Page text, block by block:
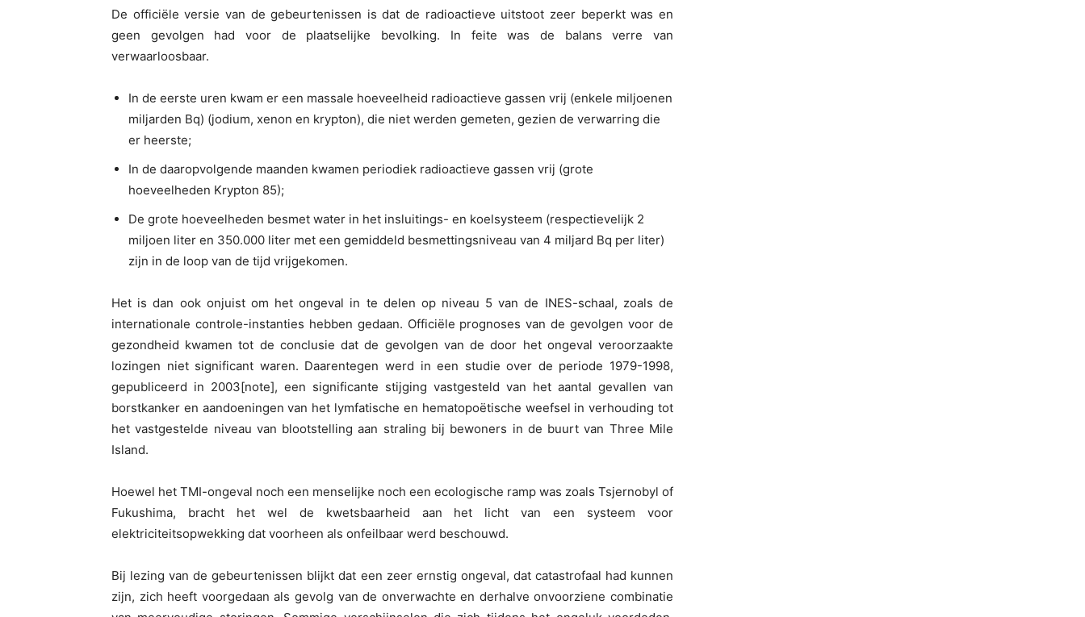
De officiële versie van de gebeurtenissen is dat de radioactieve uitstoot zeer beperkt was en
geen gevolgen had voor de plaatselijke bevolking. In feite was de balans verre van
verwaarloosbaar.
In de eerste uren kwam er een massale hoeveelheid radioactieve gassen vrij (enkele miljoenen
miljarden Bq) (jodium, xenon en krypton), die niet werden gemeten, gezien de verwarring die
er heerste;
In de daaropvolgende maanden kwamen periodiek radioactieve gassen vrij (grote
hoeveelheden Krypton 85);
De grote hoeveelheden besmet water in het insluitings- en koelsysteem (respectievelijk 2
miljoen liter en 350.000 liter met een gemiddeld besmettingsniveau van 4 miljard Bq per liter)
zijn in de loop van de tijd vrijgekomen.
Het is dan ook onjuist om het ongeval in te delen op niveau 5 van de INES-schaal, zoals de
internationale controle-instanties hebben gedaan. Officiële prognoses van de gevolgen voor de
gezondheid kwamen tot de conclusie dat de gevolgen van de door het ongeval veroorzaakte
lozingen niet significant waren. Daarentegen werd in een studie over de periode 1979-1998,
gepubliceerd in 2003[note], een significante stijging vastgesteld van het aantal gevallen van
borstkanker en aandoeningen van het lymfatische en hematopoëtische weefsel in verhouding tot
het vastgestelde niveau van blootstelling aan straling bij bewoners in de buurt van Three Mile
Island.
Hoewel het TMI-ongeval noch een menselijke noch een ecologische ramp was zoals Tsjernobyl of
Fukushima, bracht het wel de kwetsbaarheid aan het licht van een systeem voor
elektriciteitsopwekking dat voorheen als onfeilbaar werd beschouwd.
Bij lezing van de gebeurtenissen blijkt dat een zeer ernstig ongeval, dat catastrofaal had kunnen
zijn, zich heeft voorgedaan als gevolg van de onverwachte en derhalve onvoorziene combinatie